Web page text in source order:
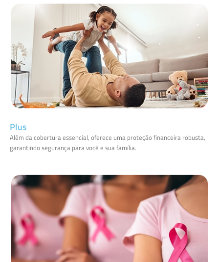
Plus
Além da cobertura essencial, oferece uma proteção financeira robusta,
garantindo segurança para você e sua família.